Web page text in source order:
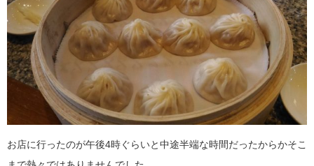
お店に行ったのが午後4時ぐらいと中途半端な時間だったからかそこ